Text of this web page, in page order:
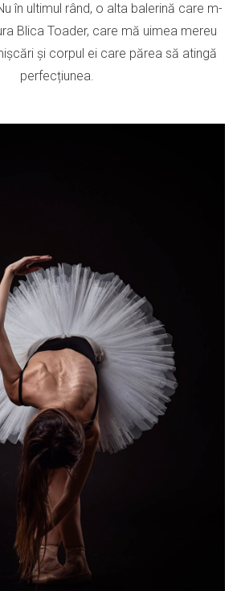
în ultimul rând, o alta balerină care m-
Blica Toader, care mă uimea mereu
și corpul ei care părea să atingă
perfecțiunea.